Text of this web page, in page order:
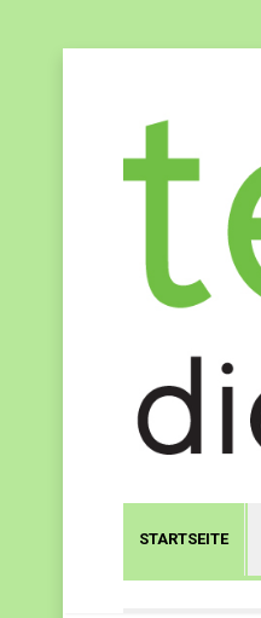
STARTSEITE